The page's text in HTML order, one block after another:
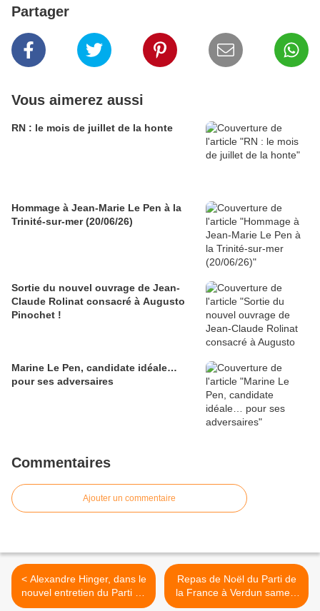
Partager
Vous aimerez aussi
RN : le mois de juillet de la honte
Hommage à Jean-Marie Le Pen à la
Trinité-sur-mer (20/06/26)
Sortie du nouvel ouvrage de Jean-
Claude Rolinat consacré à Augusto
Pinochet !
Marine Le Pen, candidate idéale…
pour ses adversaires
Commentaires
Ajouter un commentaire
< Alexandre Hinger, dans le
nouvel entretien du Parti de
la France, reçoit « Melting
Repas de Noël du Parti de
la France à Verdun samedi
13 décembre ! >